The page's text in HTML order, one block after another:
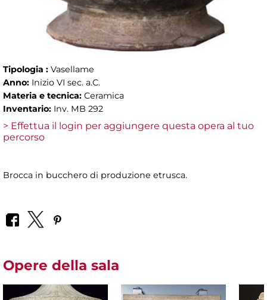
Tipologia : Vasellame
Anno: Inizio VI sec. a.C.
Materia e tecnica: Ceramica
Inventario: Inv. MB 292
> Effettua il login per aggiungere questa opera al tuo
percorso
Brocca in bucchero di produzione etrusca.
Opere della sala